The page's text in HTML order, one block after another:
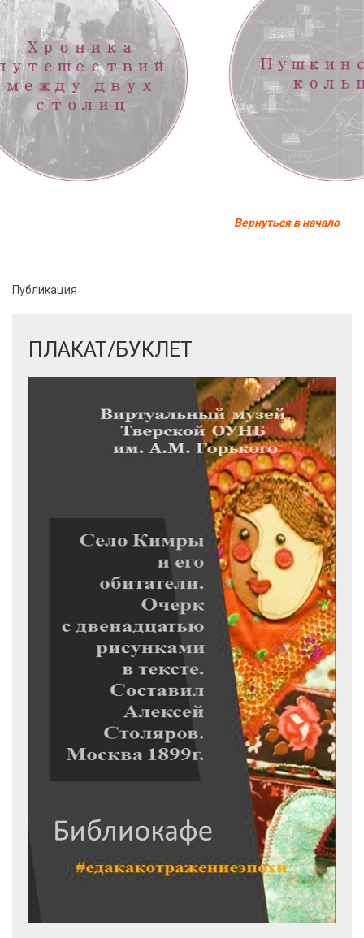
Вернуться в начало
Публикация
ПЛАКАТ/БУКЛЕТ